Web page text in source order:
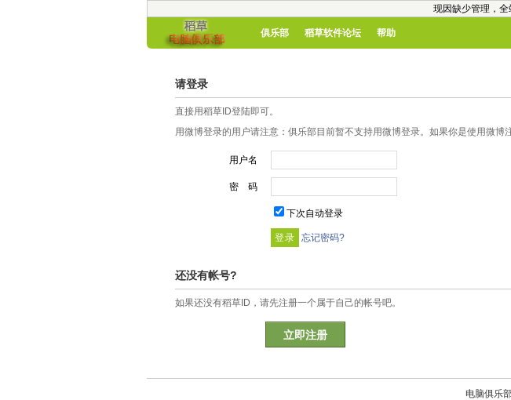
现因缺少管理，全
俱乐部 稻草软件论坛 帮助
请登录
直接用稻草ID登陆即可。
用微博登录的用户请注意：俱乐部目前暂不支持用微博登录。如果你是使用微博
用户名
密 码
下次自动登录
忘记密码?
还没有帐号?
如果还没有稻草ID，请先注册一个属于自己的帐号吧。
立即注册
电脑俱乐